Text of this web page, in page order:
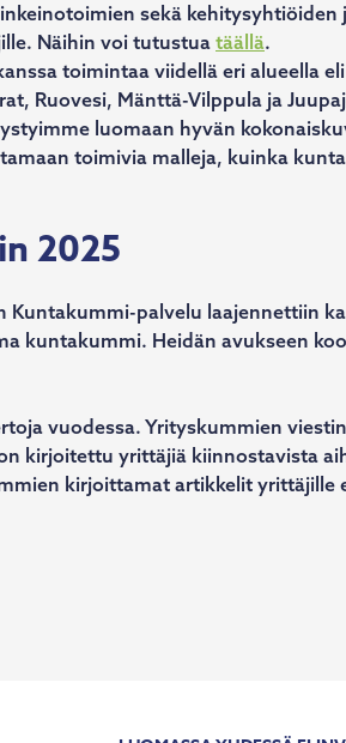
sekä kehitysyhtiöiden
Näihin voi tutustua täällä.
toimintaa viidellä eri alueella
Ruovesi, Mänttä-Vilppula ja
luomaan hyvän
toimivia malleja, kuinka
2025
palvelu laajennettiin
kuntakummi. Heidän avukseen
vuodessa. Yrityskummien
kirjoitettu yrittäjiä kiinnostavista
kirjoittamat artikkelit yrittäjille